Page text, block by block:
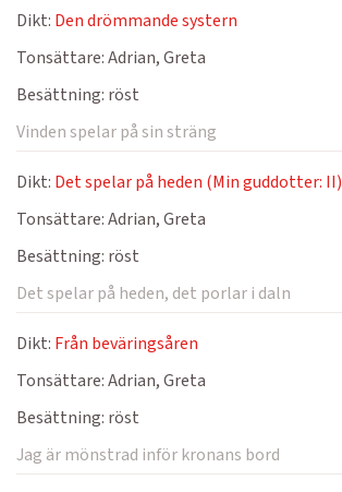
Dikt: Den drömmande systern
Tonsättare:Adrian, Greta
Besättning: röst
Vinden spelar på sin sträng
Dikt: Det spelar på heden (Min guddotter: II)
Tonsättare:Adrian, Greta
Besättning: röst
Det spelar på heden, det porlar i daln
Dikt: Från beväringsåren
Tonsättare:Adrian, Greta
Besättning: röst
Jag är mönstrad inför kronans bord